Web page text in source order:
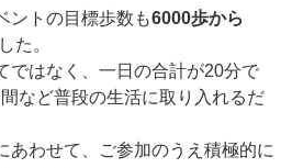
ントの目標歩数も6000歩から
た。
ではなく、一日の合計が20分で
など普段の生活に取り入れるだ
あわせて、ご参加のうえ積極的に